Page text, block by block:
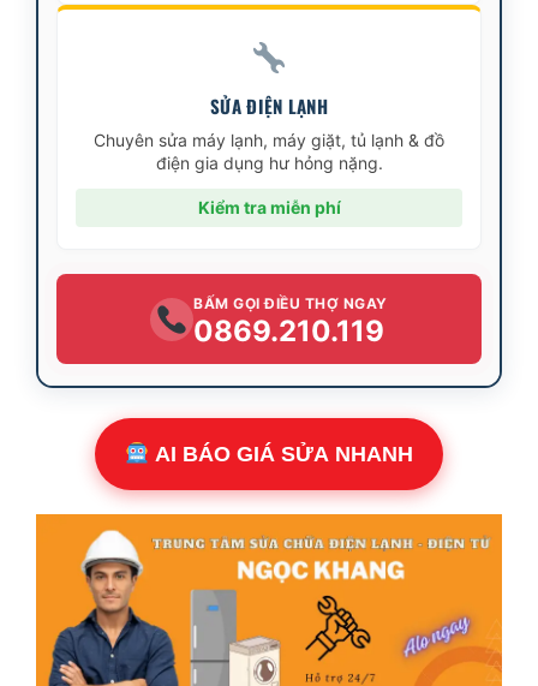
SỬA ĐIỆN LẠNH
Chuyên sửa máy lạnh, máy giặt, tủ lạnh & đồ
điện gia dụng hư hỏng nặng.
Kiểm tra miễn phí
BẤM GỌI ĐIỀU THỢ NGAY
0869.210.119
AI BÁO GIÁ SỬA NHANH